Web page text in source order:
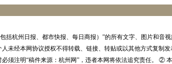
括杭州日报、都市快报、每日商报）”的所有文字、图片和音
未经本网协议授权不得转载、链接、转贴或以其他方式复制
须注明“稿件来源：杭州网”，违者本网将依法追究责任。 ②